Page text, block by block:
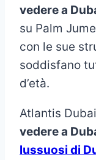
vedere a
su Palm
con le sue
soddisfano
d’età.
Atlantis
vedere a
lussuosi di